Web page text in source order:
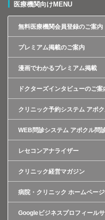
医療機関向けMENU
無料医療機関会員登録のご案内
プレミアム掲載のご案内
漫画でわかるプレミアム掲載
ドクターズインタビューのご案
クリニック予約システム アポ
WEB問診システム アポクル問
レセコンアナライザー
クリニック経営マガジン
病院・クリニック ホームペー
Googleビジネスプロフィール